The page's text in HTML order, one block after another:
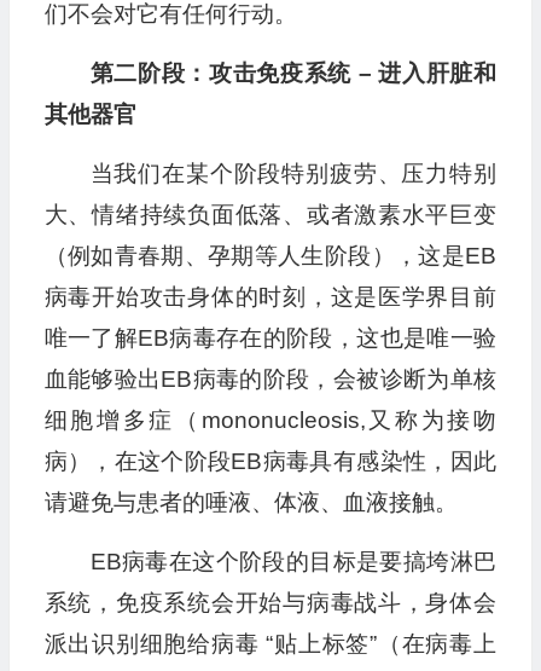
们不会对它有任何行动。
第二阶段：攻击免疫系统 – 进入肝脏和
其他器官
当我们在某个阶段特别疲劳、压力特别
大、情绪持续负面低落、或者激素水平巨变
（例如青春期、孕期等人生阶段），这是EB
病毒开始攻击身体的时刻，这是医学界目前
唯一了解EB病毒存在的阶段，这也是唯一验
血能够验出EB病毒的阶段，会被诊断为单核
细胞增多症（mononucleosis,又称为接吻
病），在这个阶段EB病毒具有感染性，因此
请避免与患者的唾液、体液、血液接触。
EB病毒在这个阶段的目标是要搞垮淋巴
系统，免疫系统会开始与病毒战斗，身体会
派出识别细胞给病毒 “贴上标签”（在病毒上